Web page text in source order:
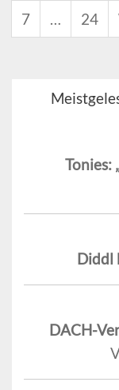
7 … 24
Tonies:
Diddl
DACH-